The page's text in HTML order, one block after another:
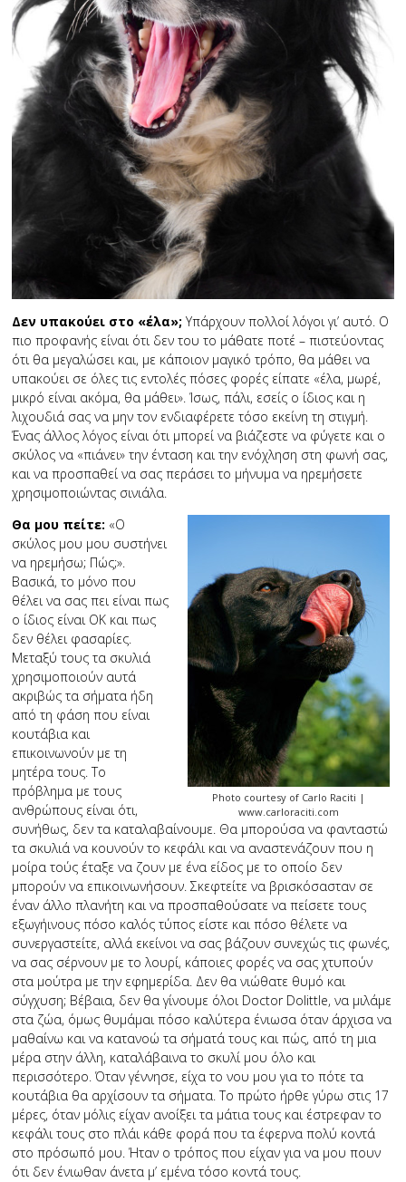
Δεν υπακούει στο «έλα»; Υπάρχουν πολλοί λόγοι γι’ αυτό. Ο
πιο προφανής είναι ότι δεν του το μάθατε ποτέ – πιστεύοντας
ότι θα μεγαλώσει και, με κάποιον μαγικό τρόπο, θα μάθει να
υπακούει σε όλες τις εντολές πόσες φορές είπατε «έλα, μωρέ,
μικρό είναι ακόμα, θα μάθει». Ίσως, πάλι, εσείς ο ίδιος και η
λιχουδιά σας να μην τον ενδιαφέρετε τόσο εκείνη τη στιγμή.
Ένας άλλος λόγος είναι ότι μπορεί να βιάζεστε να φύγετε και ο
σκύλος να «πιάνει» την ένταση και την ενόχληση στη φωνή σας,
και να προσπαθεί να σας περάσει το μήνυμα να ηρεμήσετε
χρησιμοποιώντας σινιάλα.
Photo courtesy of Carlo Raciti |
www.carloraciti.com
Θα μου πείτε: «Ο
σκύλος μου μου συστήνει
να ηρεμήσω; Πώς;».
Βασικά, το μόνο που
θέλει να σας πει είναι πως
ο ίδιος είναι ΟΚ και πως
δεν θέλει φασαρίες.
Μεταξύ τους τα σκυλιά
χρησιμοποιούν αυτά
ακριβώς τα σήματα ήδη
από τη φάση που είναι
κουτάβια και
επικοινωνούν με τη
μητέρα τους. Το
πρόβλημα με τους
ανθρώπους είναι ότι,
συνήθως, δεν τα καταλαβαίνουμε. Θα μπορούσα να φανταστώ
τα σκυλιά να κουνούν το κεφάλι και να αναστενάζουν που η
μοίρα τούς έταξε να ζουν με ένα είδος με το οποίο δεν
μπορούν να επικοινωνήσουν. Σκεφτείτε να βρισκόσασταν σε
έναν άλλο πλανήτη και να προσπαθούσατε να πείσετε τους
εξωγήινους πόσο καλός τύπος είστε και πόσο θέλετε να
συνεργαστείτε, αλλά εκείνοι να σας βάζουν συνεχώς τις φωνές,
να σας σέρνουν με το λουρί, κάποιες φορές να σας χτυπούν
στα μούτρα με την εφημερίδα. Δεν θα νιώθατε θυμό και
σύγχυση; Βέβαια, δεν θα γίνουμε όλοι Doctor Dolittle, να μιλάμε
στα ζώα, όμως θυμάμαι πόσο καλύτερα ένιωσα όταν άρχισα να
μαθαίνω και να κατανοώ τα σήματά τους και πώς, από τη μια
μέρα στην άλλη, καταλάβαινα το σκυλί μου όλο και
περισσότερο. Όταν γέννησε, είχα το νου μου για το πότε τα
κουτάβια θα αρχίσουν τα σήματα. Το πρώτο ήρθε γύρω στις 17
μέρες, όταν μόλις είχαν ανοίξει τα μάτια τους και έστρεφαν το
κεφάλι τους στο πλάι κάθε φορά που τα έφερνα πολύ κοντά
στο πρόσωπό μου. Ήταν ο τρόπος που είχαν για να μου πουν
ότι δεν ένιωθαν άνετα μ’ εμένα τόσο κοντά τους.